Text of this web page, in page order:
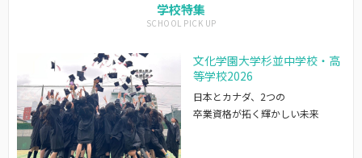
学校特集
文化学園大学杉並中学校・高
等学校2026
日本とカナダ、2つの
卒業資格が拓く輝かしい未来